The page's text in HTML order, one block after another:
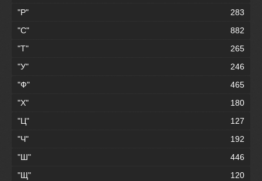
"Р"
283
"С"
882
"Т"
265
"У"
246
"Ф"
465
"Х"
180
"Ц"
127
"Ч"
192
"Ш"
446
"Щ"
120